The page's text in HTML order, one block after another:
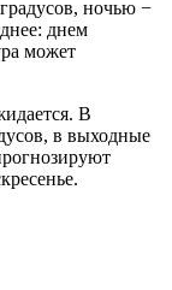
ночью −
днем
может
В
в выходные